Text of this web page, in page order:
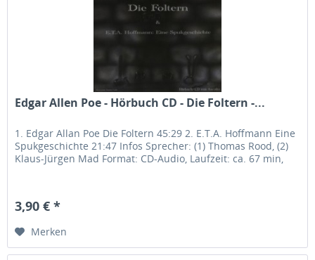
Edgar Allen Poe - Hörbuch CD - Die Foltern -...
1. Edgar Allan Poe Die Foltern 45:29 2. E.T.A. Hoffmann Eine
Spukgeschichte 21:47 Infos Sprecher: (1) Thomas Rood, (2)
Klaus-Jürgen Mad Format: CD-Audio, Laufzeit: ca. 67 min,
3,90 € *
Merken